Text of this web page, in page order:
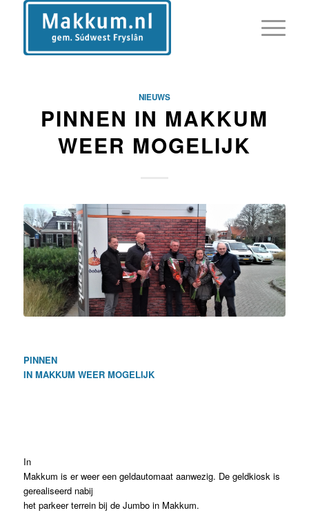
NIEUWS
PINNEN IN MAKKUM
WEER MOGELIJK
PINNEN
IN MAKKUM WEER MOGELIJK
In
Makkum is er weer een geldautomaat aanwezig. De geldkiosk is
gerealiseerd nabij
het parkeer terrein bij de Jumbo in Makkum.